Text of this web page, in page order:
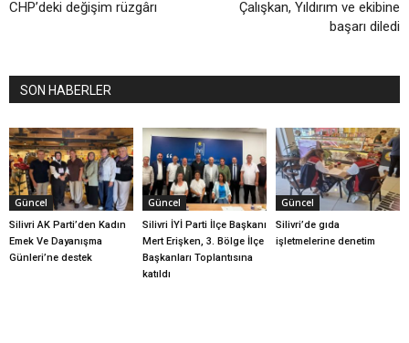
CHP’deki değişim rüzgârı
Çalışkan, Yıldırım ve ekibine
başarı diledi
SON HABERLER
Güncel
Silivri AK Parti’den Kadın
Emek Ve Dayanışma
Günleri’ne destek
Güncel
Silivri İYİ Parti İlçe Başkanı
Mert Erişken, 3. Bölge İlçe
Başkanları Toplantısına
katıldı
Güncel
Silivri’de gıda
işletmelerine denetim